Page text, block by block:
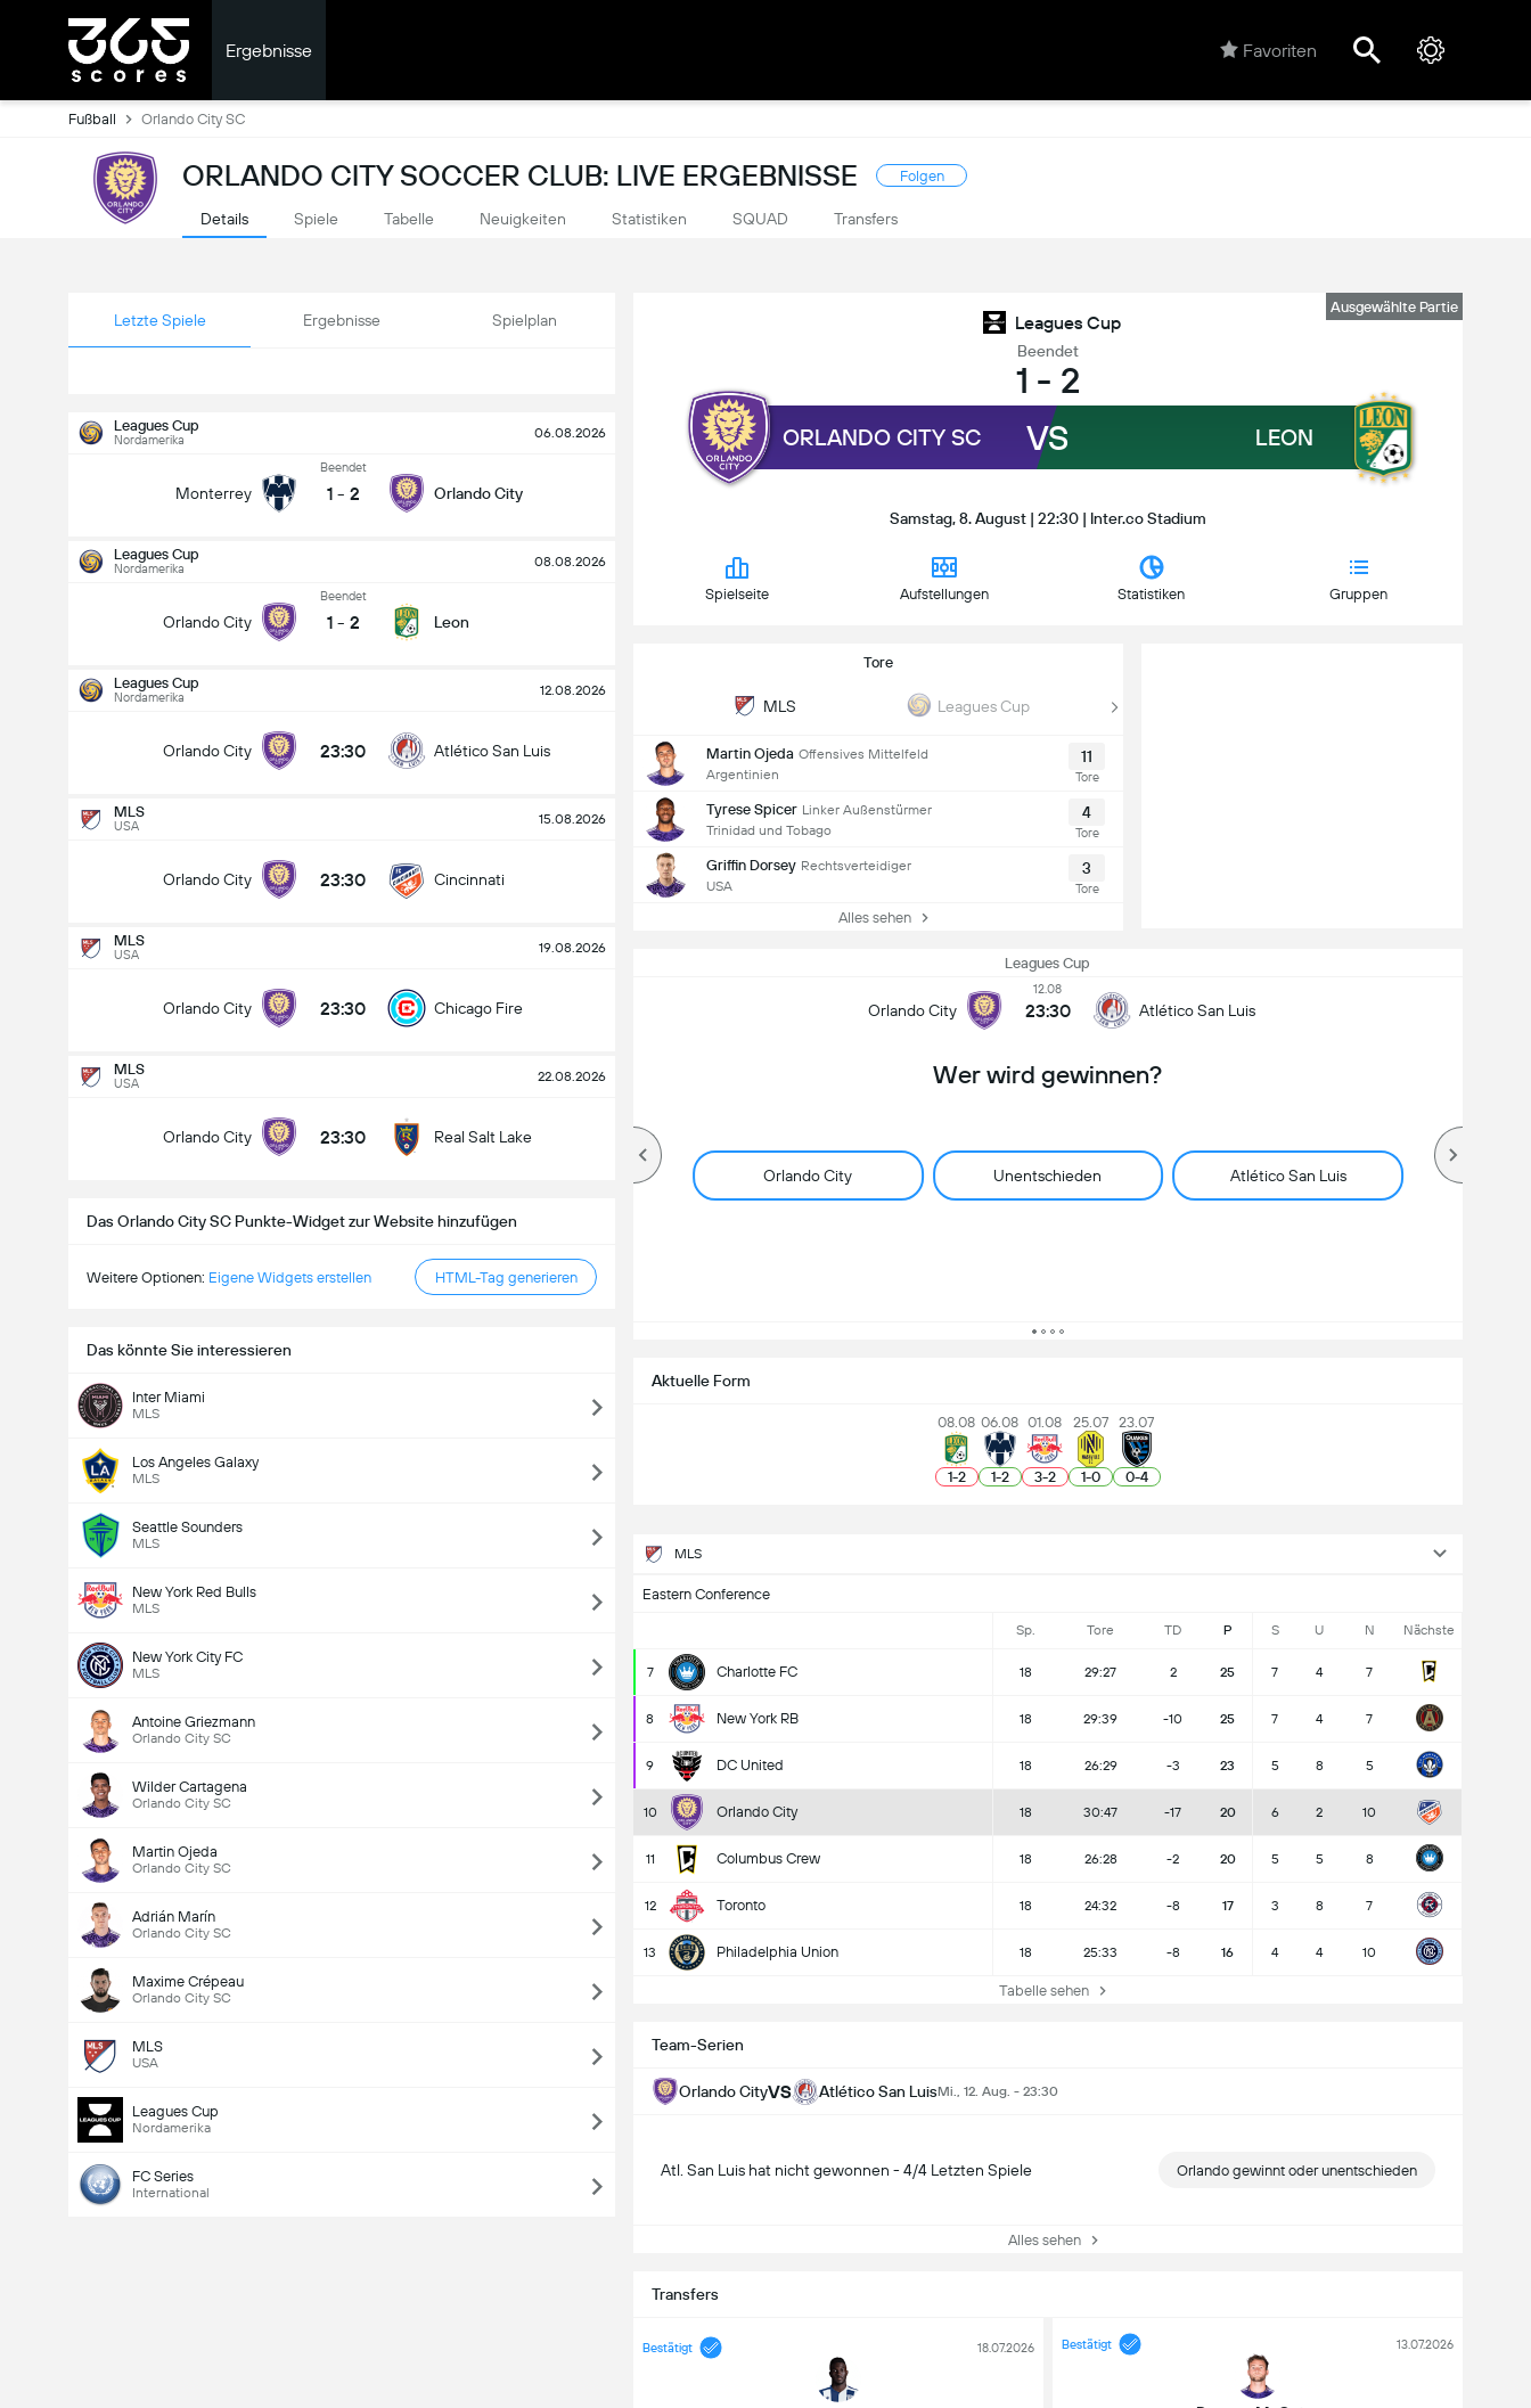
Ergebnisse Favoriten
Fußball Orlando City SC
ORLANDO CITY SOCCER CLUB: LIVE ERGEBNISSE Folgen
Details Spiele Tabelle Neuigkeiten Statistiken SQUAD Transfers
Letzte Spiele Ergebnisse Spielplan
Leagues Cup
Nordamerika 06.08.2026
Monterrey
Beendet
1 - 2 Orlando City
Leagues Cup
Nordamerika 08.08.2026
Orlando City
Beendet
1 - 2 Leon
Leagues Cup
Nordamerika 12.08.2026
Orlando City 23:30 Atlético San Luis
MLS
USA 15.08.2026
Orlando City 23:30 Cincinnati
MLS
USA 19.08.2026
Orlando City 23:30 Chicago Fire
MLS
USA 22.08.2026
Orlando City 23:30 Real Salt Lake
Das Orlando City SC Punkte-Widget zur Website hinzufügen
Weitere Optionen: Eigene Widgets erstellen HTML-Tag generieren
Das könnte Sie interessieren
Inter Miami
MLS
Los Angeles Galaxy
MLS
Seattle Sounders
MLS
New York Red Bulls
MLS
New York City FC
MLS
Antoine Griezmann
Orlando City SC
Wilder Cartagena
Orlando City SC
Martin Ojeda
Orlando City SC
Adrián Marín
Orlando City SC
Maxime Crépeau
Orlando City SC
MLS
USA
Leagues Cup
Nordamerika
FC Series
International
Ausgewählte Partie
Leagues Cup
Beendet
1 - 2
ORLANDO CITY SC VS LEON
Samstag, 8. August | 22:30 | Inter.co Stadium
Spielseite Aufstellungen Statistiken Gruppen
Tore
MLS Leagues Cup
Martin Ojeda Offensives Mittelfeld
Argentinien
11
Tore
Tyrese Spicer Linker Außenstürmer
Trinidad und Tobago
4
Tore
Griffin Dorsey Rechtsverteidiger
USA
3
Tore
Alles sehen
Leagues Cup
Orlando City
12.08
23:30 Atlético San Luis
Wer wird gewinnen?
Orlando City Unentschieden Atlético San Luis
23:30 Cincinnati
Gesamtanzahl Tore im Spiel (2.5)
Aktuelle Form
08.08
1-2
06.08
1-2
01.08
3-2
25.07
1-0
23.07
0-4
MLS
Eastern Conference
Sp. Tore TD P S U N Nächste
7 Charlotte FC 18 29:27 2 25 7 4 7
8 New York RB 18 29:39 -10 25 7 4 7
9 DC United 18 26:29 -3 23 5 8 5
10 Orlando City 18 30:47 -17 20 6 2 10
11 Columbus Crew 18 26:28 -2 20 5 5 8
12 Toronto 18 24:32 -8 17 3 8 7
13 Philadelphia Union 18 25:33 -8 16 4 4 10
Tabelle sehen
Team-Serien
Orlando CityVS Atlético San LuisMi., 12. Aug. - 23:30
Atl. San Luis hat nicht gewonnen - 4/4 Letzten Spiele Orlando gewinnt oder unentschieden
Alles sehen
Transfers
Bestätigt 18.07.2026 Bestätigt 13.07.2026